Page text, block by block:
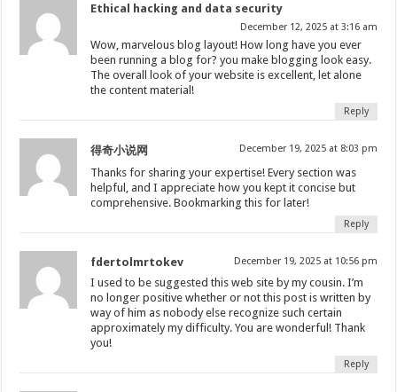
Ethical hacking and data security
December 12, 2025 at 3:16 am
Wow, marvelous blog layout! How long have you ever
been running a blog for? you make blogging look easy.
The overall look of your website is excellent, let alone
the content material!
Reply
得奇小说网 December 19, 2025 at 8:03 pm
Thanks for sharing your expertise! Every section was
helpful, and I appreciate how you kept it concise but
comprehensive. Bookmarking this for later!
Reply
fdertolmrtokev December 19, 2025 at 10:56 pm
I used to be suggested this web site by my cousin. I’m
no longer positive whether or not this post is written by
way of him as nobody else recognize such certain
approximately my difficulty. You are wonderful! Thank
you!
Reply